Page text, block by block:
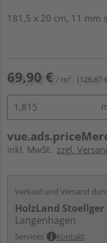
181,5 x 20 cm, 11 mm
69,90 € / m² (126,87
inkl. MwSt. zzgl.
Verkauf und Versand
HolzLand Stoellger
Langenhagen
Services Kontakt